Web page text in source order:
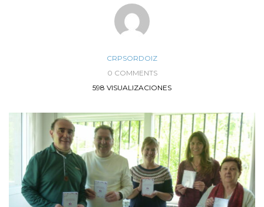
CRPSORDOIZ
0 COMMENTS
598 VISUALIZACIONES